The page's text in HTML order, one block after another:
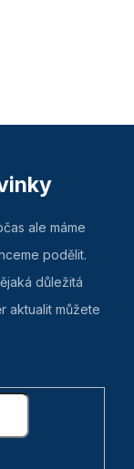
ale máme
podělit.
důležitá
aktualit můžete